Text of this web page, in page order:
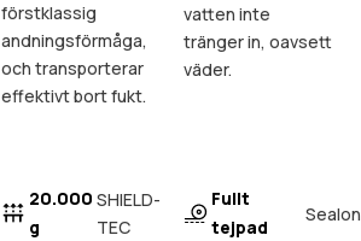
förstklassig
andningsförmåga,
och transporterar
effektivt bort fukt.
20.000
g
SHIELD-
TEC
vatten inte
tränger in, oavsett
väder.
Fullt
tejpad
Sealon